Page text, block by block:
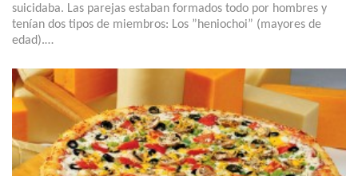
suicidaba. Las parejas estaban formados todo por hombres y
tenían dos tipos de miembros: Los ”heniochoi” (mayores de
edad).…